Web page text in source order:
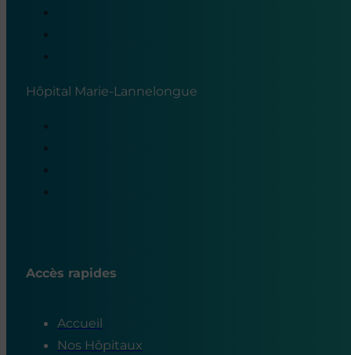
Hôpital Marie-Lannelongue
Accès rapides
Accueil
Nos Hôpitaux